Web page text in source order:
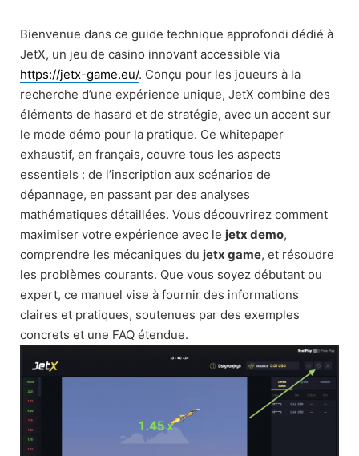
content
Bienvenue dans ce guide technique approfondi dédié à
JetX, un jeu de casino innovant accessible via
https://jetx-game.eu/. Conçu pour les joueurs à la
recherche d’une expérience unique, JetX combine des
éléments de hasard et de stratégie, avec un accent sur
le mode démo pour la pratique. Ce whitepaper
exhaustif, en français, couvre tous les aspects
essentiels : de l’inscription aux scénarios de
dépannage, en passant par des analyses
mathématiques détaillées. Vous découvrirez comment
maximiser votre expérience avec le jetx demo,
comprendre les mécaniques du jetx game, et résoudre
les problèmes courants. Que vous soyez débutant ou
expert, ce manuel vise à fournir des informations
claires et pratiques, soutenues par des exemples
concrets et une FAQ étendue.